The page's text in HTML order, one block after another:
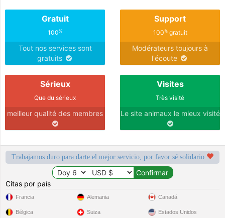
Gratuit
100%
Tout nos services sont
gratuits
Support
100%gratuit
Modérateurs toujours à
l'écoute
Sérieux
Que du sérieux
meilleur qualité des membres
Visites
Très visité
Le site animaux le mieux visité
Trabajamos duro para darte el mejor servicio, por favor sé solidario
Citas por país
Francia
Bélgica
Alemania
Suiza
Canadá
Estados Unidos